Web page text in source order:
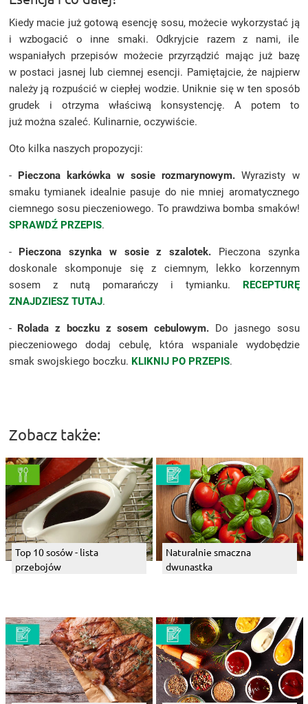
Kiedy macie już gotową esencję sosu, możecie wykorzystać ją
i wzbogacić o inne smaki. Odkryjcie razem z nami, ile
wspaniałych przepisów możecie przyrządzić mając już bazę
w postaci jasnej lub ciemnej esencji. Pamiętajcie, że najpierw
należy ją rozpuścić w ciepłej wodzie. Uniknie się w ten sposób
grudek i otrzyma właściwą konsystencję. A potem to
już można szaleć. Kulinarnie, oczywiście.
Oto kilka naszych propozycji:
- Pieczona karkówka w sosie rozmarynowym. Wyrazisty w
smaku tymianek idealnie pasuje do nie mniej aromatycznego
ciemnego sosu pieczeniowego. To prawdziwa bomba smaków!
SPRAWDŹ PRZEPIS.
- Pieczona szynka w sosie z szalotek. Pieczona szynka
doskonale skomponuje się z ciemnym, lekko korzennym
sosem z nutą pomarańczy i tymianku. RECEPTURĘ
ZNAJDZIESZ TUTAJ.
- Rolada z boczku z sosem cebulowym. Do jasnego sosu
pieczeniowego dodaj cebulę, która wspaniale wydobędzie
smak swojskiego boczku. KLIKNIJ PO PRZEPIS.
Zobacz także:
Top 10 sosów - lista
przebojów
Naturalnie smaczna
dwunastka